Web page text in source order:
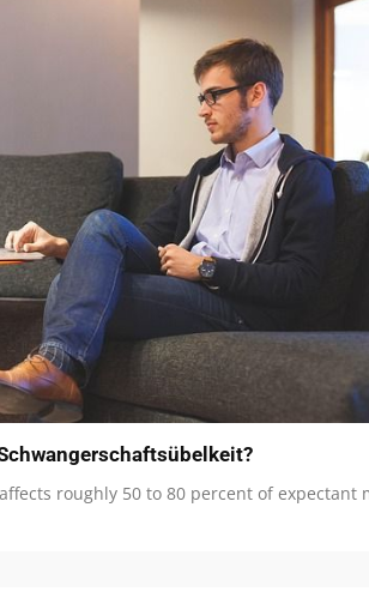
roughly 50 to 80 percent of expectant